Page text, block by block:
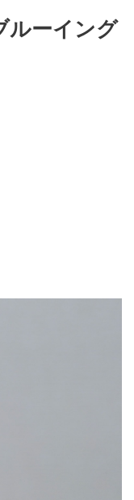
ルーイング